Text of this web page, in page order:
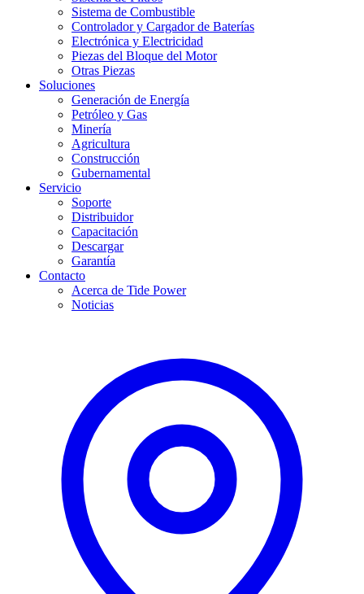
Sistema de Combustible
Controlador y Cargador de Baterías
Electrónica y Electricidad
Piezas del Bloque del Motor
Otras Piezas
Soluciones
Generación de Energía
Petróleo y Gas
Minería
Agricultura
Construcción
Gubernamental
Servicio
Soporte
Distribuidor
Capacitación
Descargar
Garantía
Contacto
Acerca de Tide Power
Noticias